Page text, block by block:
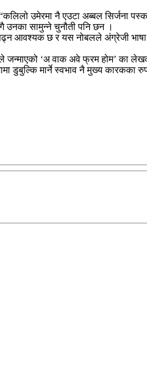
उमेरमा नै एउटा अब्बल
उनका सामुन्ने चुनौती पनि छन ।
आवश्यक छ र यस नोबलले अंग्रेजी
जन्माएको ‘अ वाक अवे फ्रम होम’ का
डुबुल्कि मार्ने स्वभाव नै मुख्य कारकका